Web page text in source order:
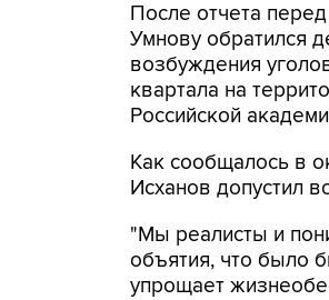
После отчета
Умнову обратился
возбуждения
квартала на
Российской
Как сообщалось в
Исханов допустил
"Мы реалисты и
объятия, что было
упрощает